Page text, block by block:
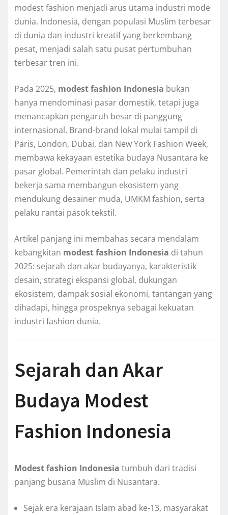
modest fashion menjadi arus utama industri mode
dunia. Indonesia, dengan populasi Muslim terbesar
di dunia dan industri kreatif yang berkembang
pesat, menjadi salah satu pusat pertumbuhan
terbesar tren ini.
Pada 2025, modest fashion Indonesia bukan
hanya mendominasi pasar domestik, tetapi juga
menancapkan pengaruh besar di panggung
internasional. Brand-brand lokal mulai tampil di
Paris, London, Dubai, dan New York Fashion Week,
membawa kekayaan estetika budaya Nusantara ke
pasar global. Pemerintah dan pelaku industri
bekerja sama membangun ekosistem yang
mendukung desainer muda, UMKM fashion, serta
pelaku rantai pasok tekstil.
Artikel panjang ini membahas secara mendalam
kebangkitan modest fashion Indonesia di tahun
2025: sejarah dan akar budayanya, karakteristik
desain, strategi ekspansi global, dukungan
ekosistem, dampak sosial ekonomi, tantangan yang
dihadapi, hingga prospeknya sebagai kekuatan
industri fashion dunia.
Sejarah dan Akar
Budaya Modest
Fashion Indonesia
Modest fashion Indonesia tumbuh dari tradisi
panjang busana Muslim di Nusantara.
Sejak era kerajaan Islam abad ke-13, masyarakat